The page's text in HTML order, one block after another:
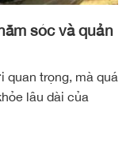
sóc và quản
quan trọng, mà quá
lâu dài của